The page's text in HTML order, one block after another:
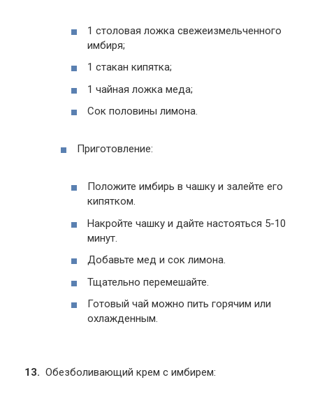
1 столовая ложка свежеизмельченного
имбиря;
1 стакан кипятка;
1 чайная ложка меда;
Сок половины лимона.
Приготовление:
Положите имбирь в чашку и залейте его
кипятком.
Накройте чашку и дайте настояться 5-10
минут.
Добавьте мед и сок лимона.
Тщательно перемешайте.
Готовый чай можно пить горячим или
охлажденным.
Обезболивающий крем с имбирем: